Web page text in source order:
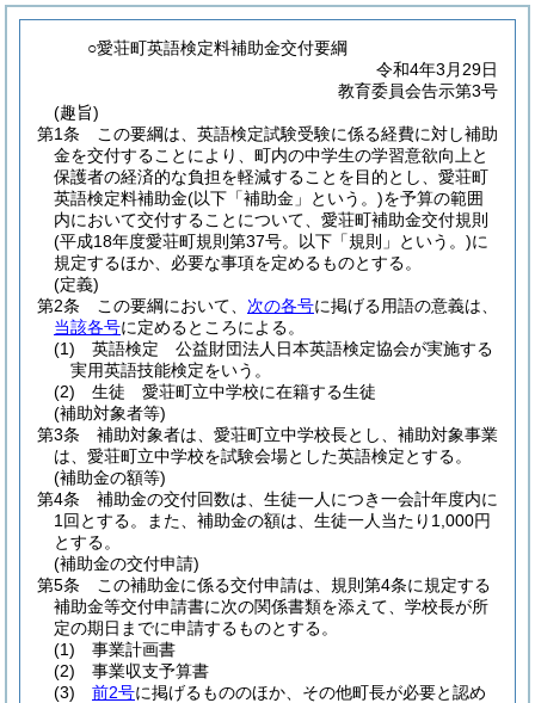
○愛荘町英語検定料補助金交付要綱
令和4年3月29日
教育委員会告示第3号
(趣旨)
第1条
この要綱は、英語検定試験受験に係る経費に対し補助
金を交付することにより、町内の中学生の学習意欲向上と
保護者の経済的な負担を軽減することを目的とし、愛荘町
英語検定料補助金(以下「補助金」という。)を予算の範囲
内において交付することについて、愛荘町補助金交付規則
(平成18年度愛荘町規則第37号。以下「規則」という。)に
規定するほか、必要な事項を定めるものとする。
(定義)
第2条
この要綱において、 次の各号に掲げる用語の意義は、
当該各号に定めるところによる。
(1)
英語検定 公益財団法人日本英語検定協会が実施する
実用英語技能検定をいう。
(2)
生徒 愛荘町立中学校に在籍する生徒
(補助対象者等)
第3条
補助対象者は、愛荘町立中学校長とし、補助対象事業
は、愛荘町立中学校を試験会場とした英語検定とする。
(補助金の額等)
第4条
補助金の交付回数は、生徒一人につき一会計年度内に
1回とする。
また、補助金の額は、生徒一人当たり1,000円
とする。
(補助金の交付申請)
第5条
この補助金に係る交付申請は、規則第4条に規定する
補助金等交付申請書に次の関係書類を添えて、学校長が所
定の期日までに申請するものとする。
(1)
事業計画書
(2)
事業収支予算書
(3)
前2号に掲げるもののほか、その他町長が必要と認め